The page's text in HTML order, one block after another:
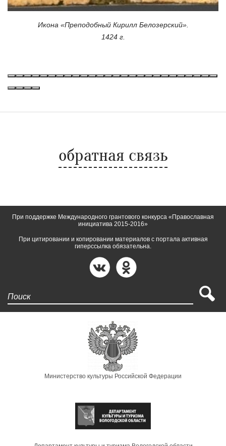
Икона «Преподобный Кирилл Белозерский».
1424 г.
обратная связь
При поддержке Международного грантового конкурса «Православная
инициатива 2015-2016»
При цитировании и копировании материалов с портала активная
гиперссылка обязательна.
Министерство культуры Российской Федерации